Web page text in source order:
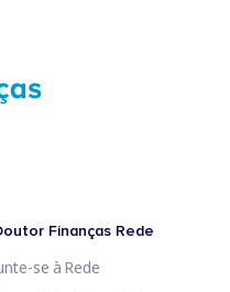
Finanças Rede
se à Rede